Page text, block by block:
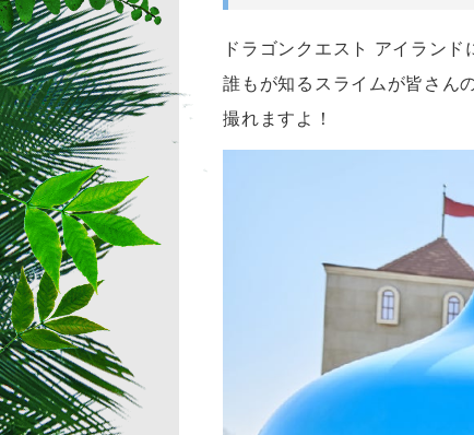
ドラゴンクエスト アイラン
誰もが知るスライムが皆さん
撮れますよ！